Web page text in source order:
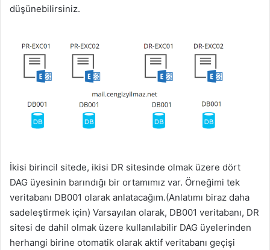
düşünebilirsiniz.
İkisi birincil sitede, ikisi DR sitesinde olmak üzere dört
DAG üyesinin barındığı bir ortamımız var. Örneğimi tek
veritabanı DB001 olarak anlatacağım.(Anlatımı biraz daha
sadeleştirmek için) Varsayılan olarak, DB001 veritabanı, DR
sitesi de dahil olmak üzere kullanılabilir DAG üyelerinden
herhangi birine otomatik olarak aktif veritabanı geçişi